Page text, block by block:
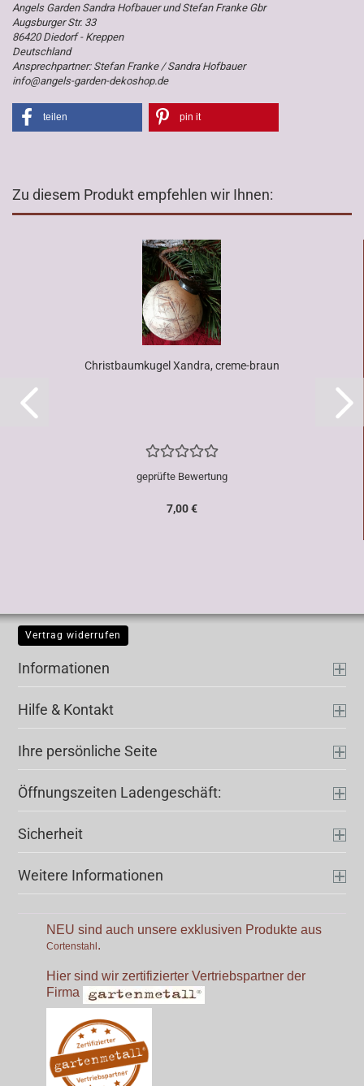
Angels Garden Sandra Hofbauer und Stefan Franke Gbr
Augsburger Str. 33
86420 Diedorf - Kreppen
Deutschland
Ansprechpartner: Stefan Franke / Sandra Hofbauer
info@angels-garden-dekoshop.de
teilen pin it
Zu diesem Produkt empfehlen wir Ihnen:
Christbaumkugel Xandra, creme-braun
geprüfte Bewertung
7,00 €
Vertrag widerrufen
Informationen
Hilfe & Kontakt
Ihre persönliche Seite
Öffnungszeiten Ladengeschäft:
Sicherheit
Weitere Informationen
NEU sind auch unsere exklusiven Produkte aus
Cortenstahl.
Hier sind wir zertifizierter Vertriebspartner der
Firma